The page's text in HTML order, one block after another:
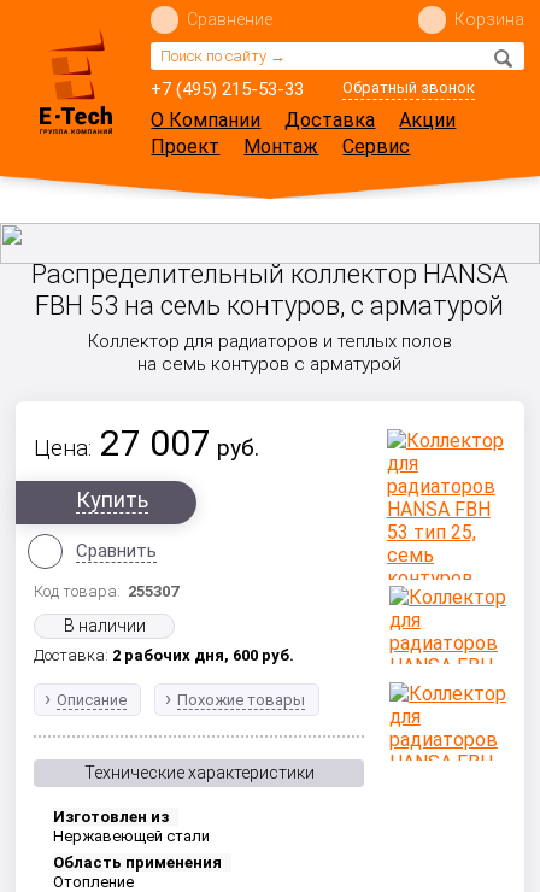
+7 (495) 215-53-33 Обратный звонок
Сравнение Корзина
О Компании Доставка
Акции
Проект
Монтаж Сервис
Распределительный коллектор HANSA
FBH 53 на семь контуров, с арматурой
Коллектор для радиаторов и теплых полов
на семь контуров с арматурой
Цена: 27 007 руб.
Купить
Сравнить
Код товара: 255307
В наличии
Доставка: 2 рабочих дня, 600 руб.
Описание Похожие товары
Технические характеристики
Изготовлен из
Нержавеющей стали
Область применения
Отопление